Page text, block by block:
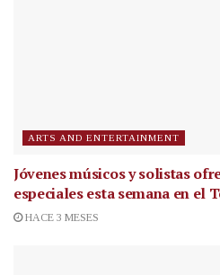
ARTS AND ENTERTAINMENT
Jóvenes músicos y solistas
especiales esta semana en el
HACE 3 MESES